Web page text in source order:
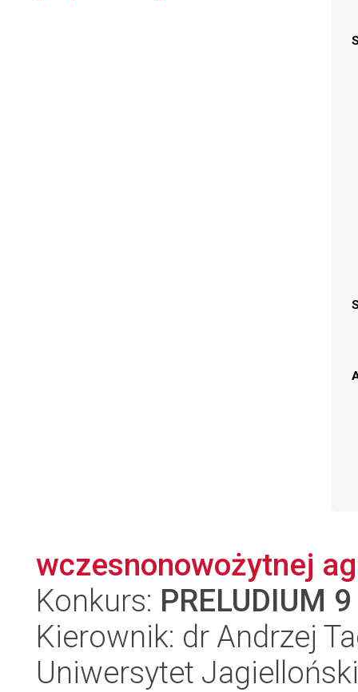
wczesnonowożytnej
Konkurs: PRELUDIUM 9
Kierownik: dr Andrzej
Uniwersytet